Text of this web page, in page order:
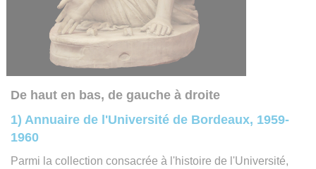
De haut en bas, de gauche à droite
1) Annuaire de l'Université de Bordeaux, 1959-
1960
Parmi la collection consacrée à l'histoire de l'Université,